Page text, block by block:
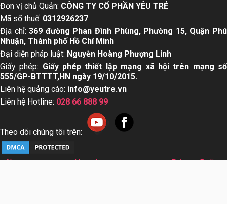
Đơn vị chủ Quản: CÔNG TY CỔ PHẦN YÊU TRẺ
Mã số thuế: 0312926237
Địa chỉ:369 đường Phan Đình Phùng, Phường 15, Quận Phú
Nhuận, Thành phố Hồ Chí Minh
Đại diện pháp luật: Nguyễn Hoàng Phượng Linh
Giấy phép: Giấy phép thiết lập mạng xã hội trên mạng số
555/GP-BTTTT,HN ngày 19/10/2015.
Liên hệ quảng cáo: info@yeutre.vn
Liên hệ Hotline: 028 66 888 99
Theo dõi chúng tôi trên:
About us User Agreement
Privacy Policy